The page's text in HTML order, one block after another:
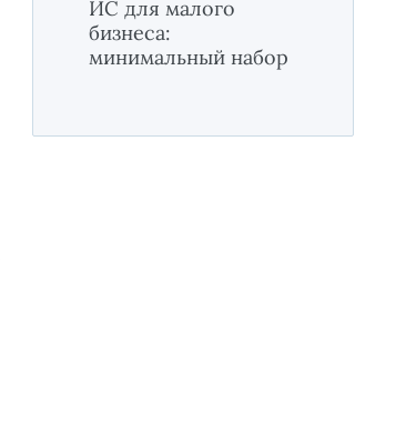
ИС для малого
бизнеса:
минимальный набор